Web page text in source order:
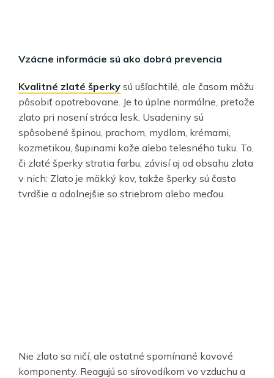
Vzácne informácie sú ako dobrá prevencia
Kvalitné zlaté šperky sú ušľachtilé, ale časom môžu
pôsobiť opotrebovane. Je to úplne normálne, pretože
zlato pri nosení stráca lesk. Usadeniny sú
spôsobené špinou, prachom, mydlom, krémami,
kozmetikou, šupinami kože alebo telesného tuku. To,
či zlaté šperky stratia farbu, závisí aj od obsahu zlata
v nich: Zlato je mäkký kov, takže šperky sú často
tvrdšie a odolnejšie so striebrom alebo meďou.
Nie zlato sa ničí, ale ostatné spomínané kovové
komponenty. Reagujú so sírovodíkom vo vzduchu a